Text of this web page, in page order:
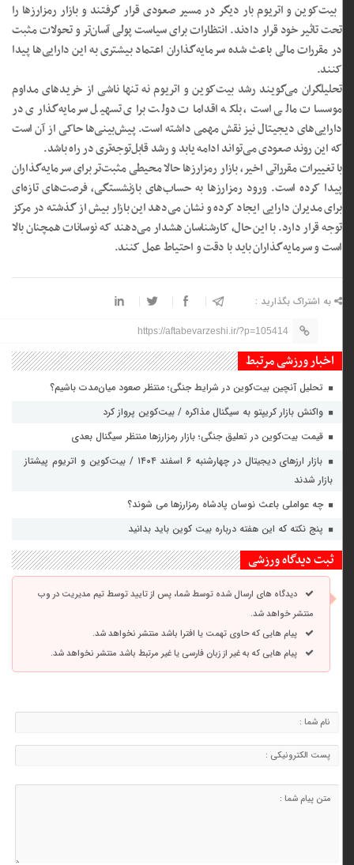
بیت‌کوین و اتریوم بار دیگر در مسیر صعودی قرار گرفتند و بازار رمزارزها را
تحت تاثیر خود قرار دادند. انتظارات برای سیاست پولی آسان‌تر و تحولات مثبت
در مقررات مالی باعث شده سرمایه‌گذاران اعتماد بیشتری به این دارایی‌ها پیدا
کنند.
تحلیلگران می‌گویند رشد بیت‌کوین و اتریوم نه تنها ناشی از خریدهای مداوم
موسسات مالی است، بلکه اقدامات دولت برای تسهیل سرمایه‌گذاری در
دارایی‌های دیجیتال نیز نقش مهمی داشته است. پیش‌بینی‌ها حاکی از آن است
که این روند صعودی می‌تواند ادامه یابد و رشد قابل‌توجه‌تری در راه باشد.
با تغییرات مقرراتی اخیر، بازار رمزارزها حالا محیطی مثبت‌تر برای سرمایه‌گذاران
پیدا کرده است. ورود رمزارزها به حساب‌های بازنشستگی، فرصت‌های تازه‌ای
برای مدیران دارایی ایجاد کرده و نشان می‌دهد این بازار بیش از گذشته در مرکز
توجه قرار دارد. با این حال، کارشناسان هشدار می‌دهند که نوسانات همچنان بالا
است و سرمایه‌گذاران باید با دقت و احتیاط عمل کنند.
به اشتراک بگذارید :
https://aftabevarzeshi.ir/?p=105414
اخبار ورزشی مرتبط
تحلیل آنچین بیت‌کوین در شرایط جنگی؛ منتظر صعود میان‌مدت باشیم؟
واکنش بازار کریپتو به سیگنال مذاکره / بیت‌کوین پرواز کرد
قیمت بیت‌کوین در تعلیق جنگی؛ بازار رمزارزها منتظر سیگنال بعدی
بازار ارزهای دیجیتال در چهارشنبه ۶ اسفند ۱۴۰۴ / بیت‌کوین و اتریوم پیشتاز
بازار شدند
چه عواملی باعث نوسان پادشاه رمزارزها می شوند؟
پنج نکته که این هفته درباره بیت ‌کوین باید بدانید
ثبت دیدگاه ورزشی
دیدگاه های ارسال شده توسط شما، پس از تایید توسط تیم مدیریت در وب
منتشر خواهد شد.
پیام هایی که حاوی تهمت یا افترا باشد منتشر نخواهد شد.
پیام هایی که به غیر از زبان فارسی یا غیر مرتبط باشد منتشر نخواهد شد.